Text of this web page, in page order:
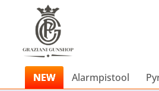
NEW Alarmpistool